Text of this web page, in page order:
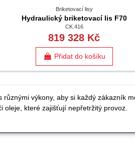
Briketovací lisy
Hydraulický briketovací lis F70
CK.416
819 328 Kč
Přidat do košíku
výkony, aby si každý zákazník
oleje, které zajišťují nepřetržitý provoz.